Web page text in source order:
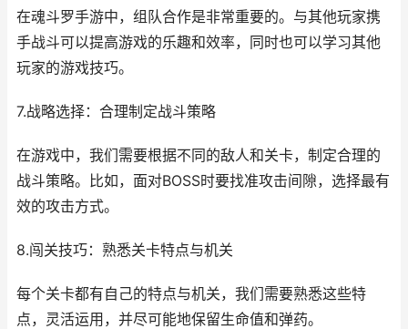
在魂斗罗手游中，组队合作是非常重要的。与其他玩家携
手战斗可以提高游戏的乐趣和效率，同时也可以学习其他
玩家的游戏技巧。
7.战略选择：合理制定战斗策略
在游戏中，我们需要根据不同的敌人和关卡，制定合理的
战斗策略。比如，面对BOSS时要找准攻击间隙，选择最有
效的攻击方式。
8.闯关技巧：熟悉关卡特点与机关
每个关卡都有自己的特点与机关，我们需要熟悉这些特
点，灵活运用，并尽可能地保留生命值和弹药。